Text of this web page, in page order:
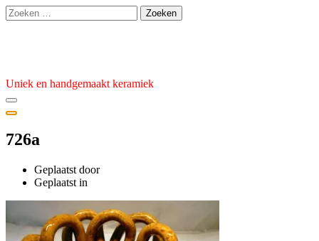
Ga
naar
Zoeken
naar:
Uniek en handgemaakt keramiek
726a
Geplaatst door
Geplaatst
januari
2023
Geplaatst in